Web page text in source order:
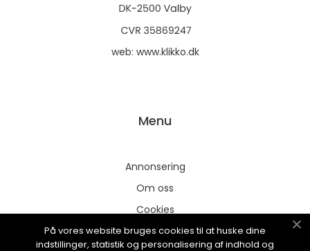
web: www.klikko.dk
Menu
Annonsering
Om oss
Cookies
Kontakta oss
På vores website bruges cookies til at huske dine
indstillinger, statistik og personalisering af indhold og